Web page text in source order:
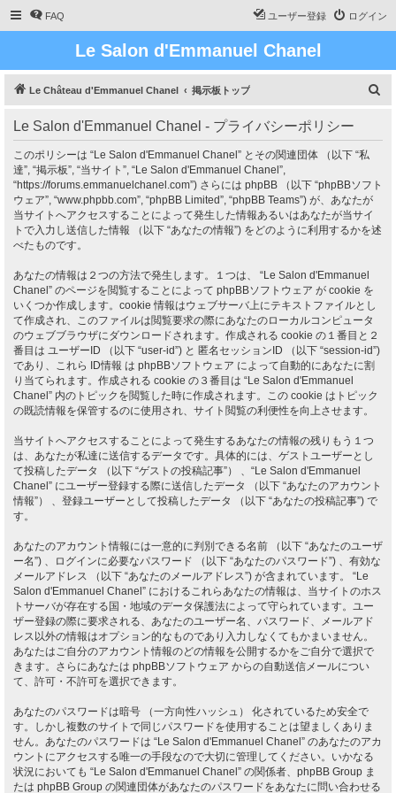
FAQ ログイン
ユーザー登録
Le Salon d'Emmanuel Chanel
Le Château d'Emmanuel Chanel 掲示板トップ
Le Salon d'Emmanuel Chanel - プライバシーポリシー
このポリシーは “Le Salon d'Emmanuel Chanel” とその関連団体 （以下 “私
達”, “掲示板”, “当サイト”, “Le Salon d'Emmanuel Chanel”,
“https://forums.emmanuelchanel.com”) さらには phpBB （以下 “phpBBソフト
ウェア”, “www.phpbb.com”, “phpBB Limited”, “phpBB Teams”) が、あなたが
当サイトへアクセスすることによって発生した情報あるいはあなたが当サイ
トで入力し送信した情報 （以下 “あなたの情報”) をどのように利用するかを述
べたものです。
あなたの情報は２つの方法で発生します。１つは、 “Le Salon d'Emmanuel
Chanel” のページを閲覧することによって phpBBソフトウェア が cookie を
いくつか作成します。cookie 情報はウェブサーバ上にテキストファイルとし
て作成され、このファイルは閲覧要求の際にあなたのローカルコンピュータ
のウェブブラウザにダウンロードされます。作成される cookie の１番目と２
番目は ユーザーID （以下 “user-id”) と 匿名セッションID （以下 “session-id”)
であり、これら ID情報 は phpBBソフトウェア によって自動的にあなたに割
り当てられます。作成される cookie の３番目は “Le Salon d'Emmanuel
Chanel” 内のトピックを閲覧した時に作成されます。この cookie はトピック
の既読情報を保管するのに使用され、サイト閲覧の利便性を向上させます。
当サイトへアクセスすることによって発生するあなたの情報の残りもう１つ
は、あなたが私達に送信するデータです。具体的には、ゲストユーザーとし
て投稿したデータ （以下 “ゲストの投稿記事”） 、“Le Salon d'Emmanuel
Chanel” にユーザー登録する際に送信したデータ （以下 “あなたのアカウント
情報”） 、登録ユーザーとして投稿したデータ （以下 “あなたの投稿記事”) で
す。
あなたのアカウント情報には一意的に判別できる名前 （以下 “あなたのユーザ
ー名”) 、ログインに必要なパスワード （以下 “あなたのパスワード”) 、有効な
メールアドレス （以下 “あなたのメールアドレス”) が含まれています。 “Le
Salon d'Emmanuel Chanel” におけるこれらあなたの情報は、当サイトのホス
トサーバが存在する国・地域のデータ保護法によって守られています。ユー
ザー登録の際に要求される、あなたのユーザー名、パスワード、メールアド
レス以外の情報はオプション的なものであり入力しなくてもかまいません。
あなたはご自分のアカウント情報のどの情報を公開するかをご自分で選択で
きます。さらにあなたは phpBBソフトウェア からの自動送信メールについ
て、許可・不許可を選択できます。
あなたのパスワードは暗号 （一方向性ハッシュ） 化されているため安全で
す。しかし複数のサイトで同じパスワードを使用することは望ましくありま
せん。あなたのパスワードは “Le Salon d'Emmanuel Chanel” のあなたのアカ
ウントにアクセスする唯一の手段なので大切に管理してください。いかなる
状況においても “Le Salon d'Emmanuel Chanel” の関係者、phpBB Group ま
たは phpBB Group の関連団体があなたのパスワードをあなたに問い合わせる